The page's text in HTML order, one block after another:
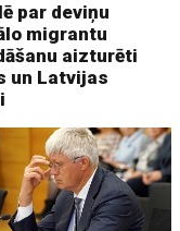
par deviņu
migrantu
aizturēti
un Latvijas